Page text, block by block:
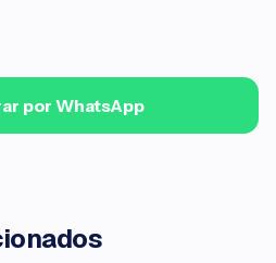
por WhatsApp